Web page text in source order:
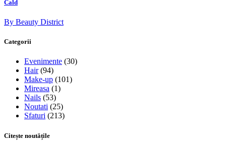
Cald
By Beauty District
Categorii
Evenimente (30)
Hair(94)
Make-up (101)
Mireasa (1)
Nails (53)
Noutati (25)
Sfaturi (213)
Citește noutățile